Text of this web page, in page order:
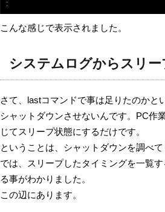
こんな感じで表示されました。
システムログからスリー
さて、lastコマンドで事は足りたのか
シャットダウンさせないんです。PC作
じてスリープ状態にするだけです。
ということは、シャットダウンを調べて
では、スリープしたタイミングを一覧
る事がわかりました。
この辺にあります。